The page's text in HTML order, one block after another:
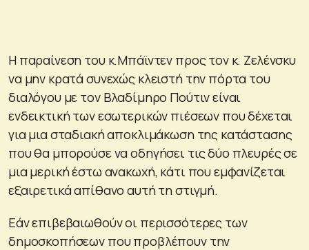
Η παραίνεση του κ.Μπάϊντεν προς τον κ. Ζελένσκυ
να μην κρατά συνεχώς κλειστή την πόρτα του
διαλόγου με τον Βλαδίμηρο Πούτιν είναι
ενδεικτική των εσωτερικών πιέσεων που δέχεται
για μια σταδιακή αποκλιμάκωση της κατάστασης
που θα μπορούσε να οδηγήσει τις δύο πλευρές σε
μια μερική έστω ανακωχή, κάτι που εμφανίζεται
εξαιρετικά απίθανο αυτή τη στιγμή.
Εάν επιβεβαιωθούν οι περισσότερες των
δημοσκοπήσεων που προβλέπουν την